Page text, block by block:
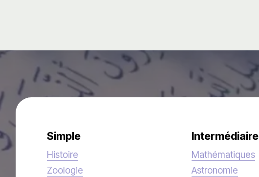
Simple
Histoire
Zoologie
Intermédiaire
Mathématiques
Astronomie